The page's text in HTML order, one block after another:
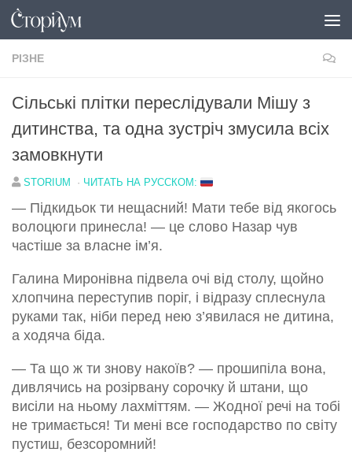
Перейти до вмісту
РІЗНЕ
Сільські плітки переслідували Мішу з
дитинства, та одна зустріч змусила всіх
замовкнути
STORIUM · ЧИТАТЬ НА РУССКОМ:
— Підкидьок ти нещасний! Мати тебе від якогось
волоцюги принесла! — це слово Назар чув
частіше за власне ім’я.
Галина Миронівна підвела очі від столу, щойно
хлопчина переступив поріг, і відразу сплеснула
руками так, ніби перед нею з’явилася не дитина,
а ходяча біда.
— Та що ж ти знову накоїв? — прошипіла вона,
дивлячись на розірвану сорочку й штани, що
висіли на ньому лахміттям. — Жодної речі на тобі
не тримається! Ти мені все господарство по світу
пустиш, безсоромний!